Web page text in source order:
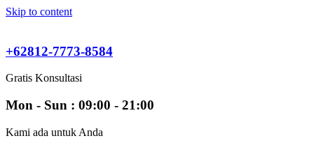
Skip to content
+62812-7773-8584
Gratis Konsultasi
Mon - Sun : 09:00 - 21:00
Kami ada untuk Anda